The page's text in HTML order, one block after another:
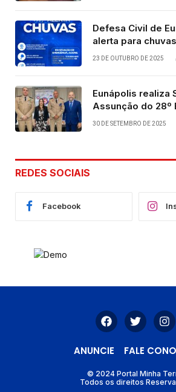
Defesa Civil de
alerta para chuvas
23 DE OUTUBRO DE 2025
Eunápolis realiza
Assunção do 28º
viabilizada por
30 DE SETEMBRO DE 2025
REDES SOCIAIS
Facebook
ANUNCIE FALE
© 2024 Portal Minha
Todos os direitos